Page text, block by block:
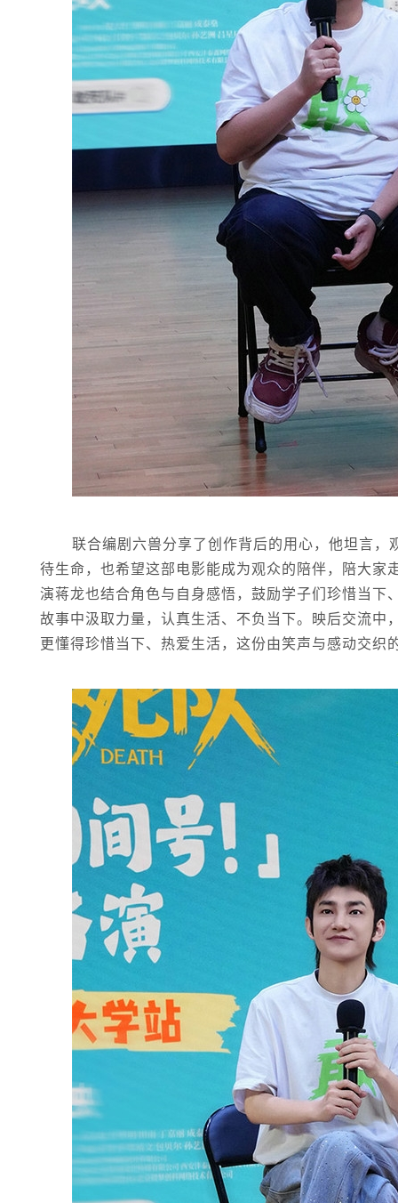
联合编剧六兽分享了创作背后的用心，他坦言
待生命，也希望这部电影能成为观众的陪伴，陪大
演蒋龙也结合角色与自身感悟，鼓励学子们珍惜当
故事中汲取力量，认真生活、不负当下。映后交流
更懂得珍惜当下、热爱生活，这份由笑声与感动交织